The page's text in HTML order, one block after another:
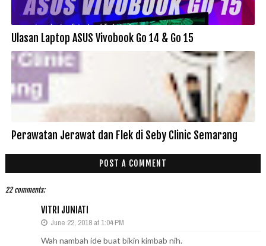
Ulasan Laptop ASUS Vivobook Go 14 & Go 15
Perawatan Jerawat dan Flek di Seby Clinic Semarang
POST A COMMENT
22 comments:
VITRI JUNIATI
June 22, 2018 at 1:04 PM
Wah nambah ide buat bikin kimbab nih.